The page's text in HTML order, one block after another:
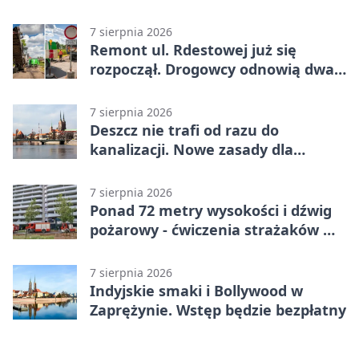
7 sierpnia 2026
Remont ul. Rdestowej już się
rozpoczął. Drogowcy odnowią dwa
7 sierpnia 2026
Deszcz nie trafi od razu do
kanalizacji. Nowe zasady dla
7 sierpnia 2026
Ponad 72 metry wysokości i dźwig
pożarowy - ćwiczenia strażaków we
7 sierpnia 2026
Indyjskie smaki i Bollywood w
Zaprężynie. Wstęp będzie bezpłatny